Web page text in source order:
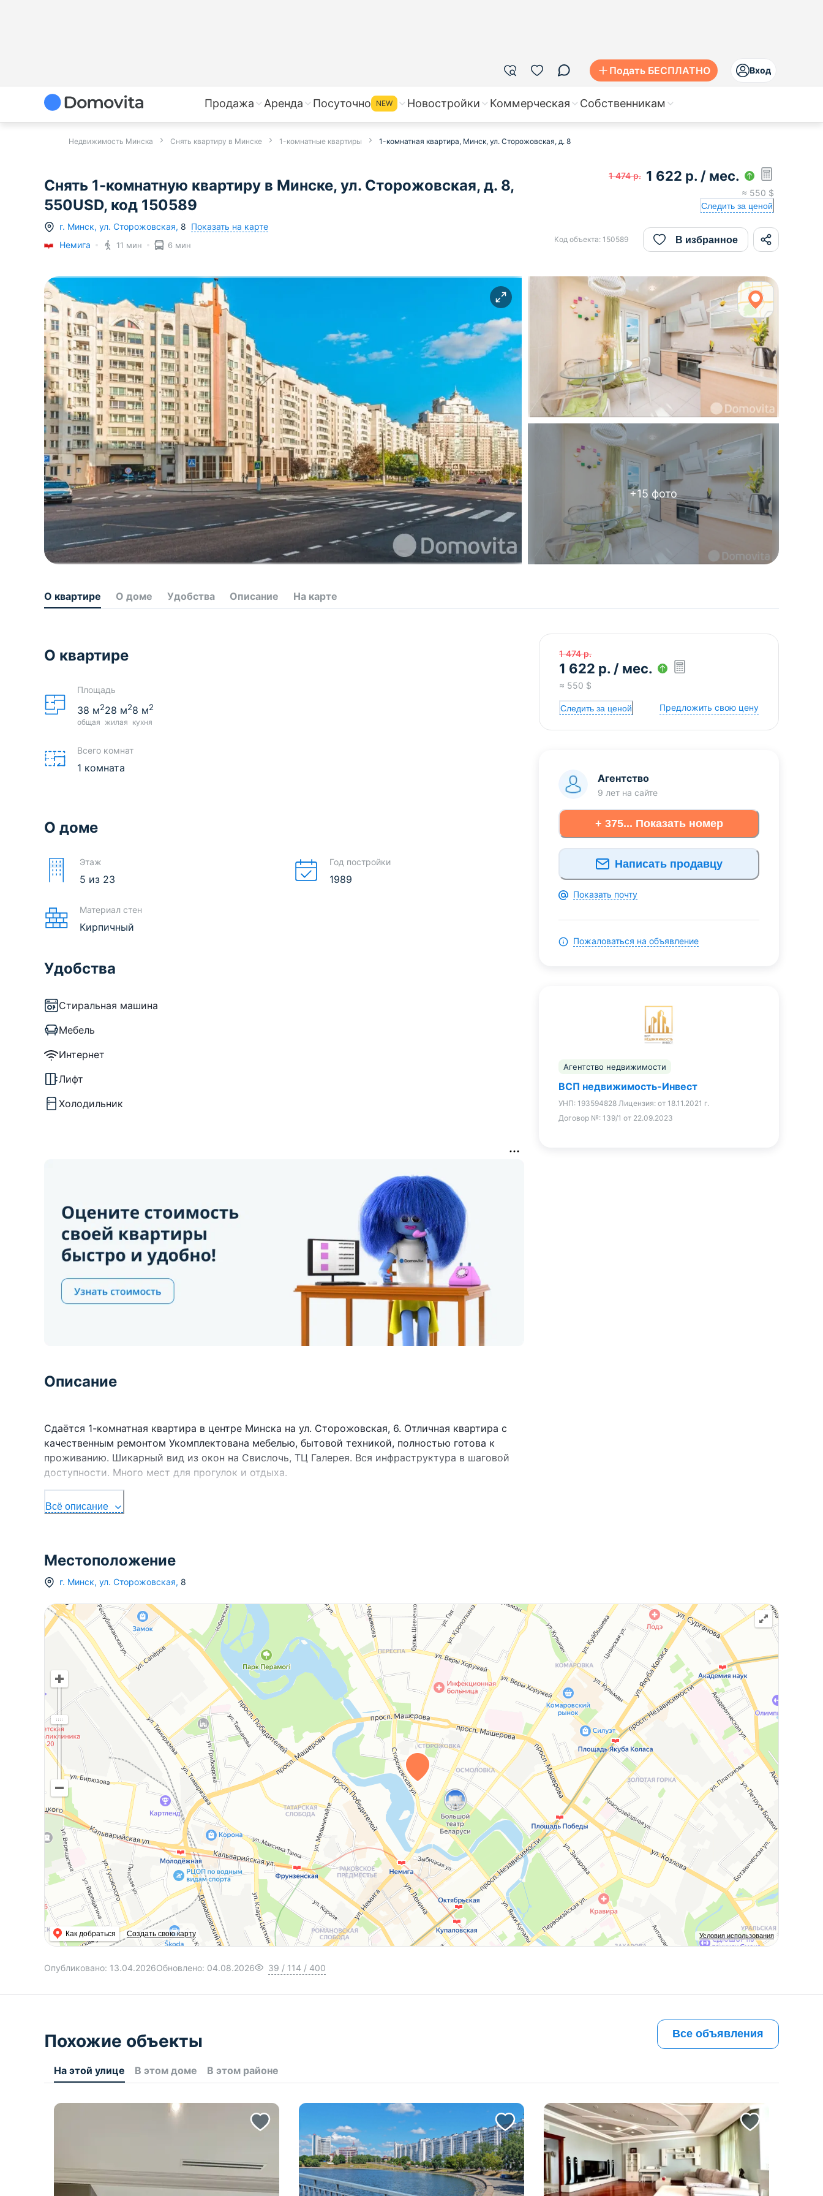
Подать БЕСПЛАТНО Вход
Продажа Аренда Посуточно NEW Новостройки Коммерческая Собственникам
Недвижимость Минска Снять квартиру в Минске 1-комнатные квартиры 1-комнатная квартира, Минск, ул. Сторожовская, д. 8
Снять 1-комнатную квартиру в Минске, ул. Сторожовская, д. 8,
550USD, код 150589
г. Минск, ул. Сторожовская, 8 Показать на карте
Немига
11 мин 6 мин
1 474 р. 1 622 р. / мес.
≈ 550 $
Следить за ценой
Код объекта: 150589 В избранное
+15 фото
О квартире О доме Удобства Описание На карте
О квартире
Площадь
38 м2
общая
28 м2
жилая
8 м2
кухня
Всего комнат
1 комната
О доме
Этаж
5 из 23
Материал стен
Кирпичный
Год постройки
1989
Удобства
Стиральная машина
Мебель
Интернет
Лифт
Холодильник
Описание
Сдаётся 1-комнатная квартира в центре Минска на ул. Сторожовская, 6. Отличная квартира с
качественным ремонтом Укомплектована мебелью, бытовой техникой, полностью готова к
проживанию. Шикарный вид из окон на Свислочь, ТЦ Галерея. Вся инфраструктура в шаговой
доступности. Много мест для прогулок и отдыха.
Всё описание
1 474 р.
1 622 р. / мес.
≈ 550 $
Следить за ценой Предложить свою цену
Агентство
9 лет на сайте
+ 375... Показать номер
Написать продавцу
Показать почту
Пожаловаться на объявление
Агентство недвижимости
ВСП недвижимость-Инвест
УНП: 193594828 Лицензия: от 18.11.2021 г.
Договор №: 139/1 от 22.09.2023
Местоположение
г. Минск, ул. Сторожовская, 8
Условия использования
Как добраться Создать свою карту
Опубликовано: 13.04.2026Обновлено: 04.08.2026 39 / 114 / 400
Похожие объекты Все объявления
На этой улице В этом доме В этом районе